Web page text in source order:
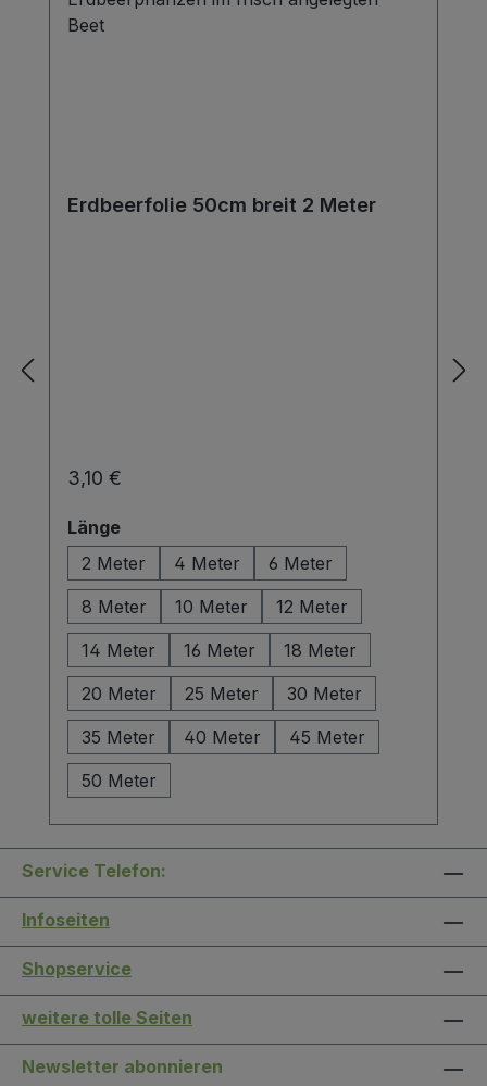
Erdbeerfolie 50cm breit 2 Meter
Regulärer Preis:
3,10 €
Längeauswählen
2 Meter
4 Meter
6 Meter
8 Meter
10 Meter
12 Meter
14 Meter
16 Meter
18 Meter
20 Meter
25 Meter
30 Meter
35 Meter
40 Meter
45 Meter
50 Meter
Service Telefon:
Infoseiten
Shopservice
weitere tolle Seiten
Newsletter abonnieren